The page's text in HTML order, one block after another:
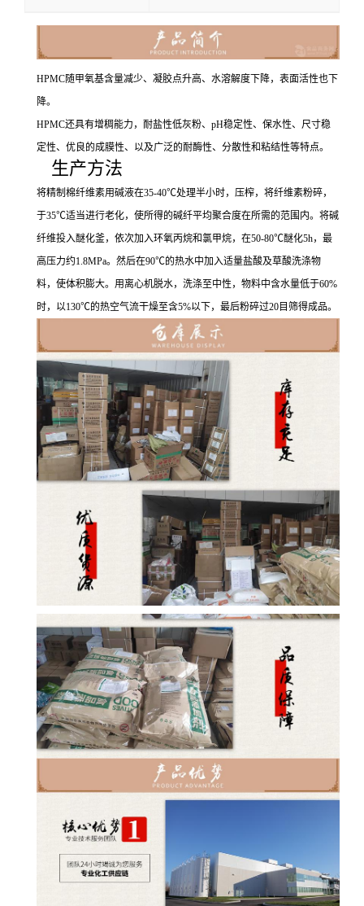
HPMC随甲氧基含量减少、凝胶点升高、水溶解度下降，表面活性也下
降。
HPMC还具有增稠能力，耐盐性低灰粉、pH稳定性、保水性、尺寸稳
定性、优良的成膜性、以及广泛的耐酶性、分散性和粘结性等特点。
生产方法
将精制棉纤维素用碱液在35-40℃处理半小时，压榨，将纤维素粉碎，
于35℃适当进行老化，使所得的碱纤平均聚合度在所需的范围内。将碱
纤维投入醚化釜，依次加入环氧丙烷和氯甲烷，在50-80℃醚化5h，最
高压力约1.8MPa。然后在90℃的热水中加入适量盐酸及草酸洗涤物
料，使体积膨大。用离心机脱水，洗涤至中性，物料中含水量低于60%
时，以130℃的热空气流干燥至含5%以下，最后粉碎过20目筛得成品。